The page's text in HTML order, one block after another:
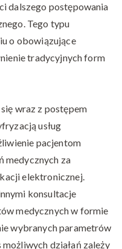
dalszego postępowania
Tego typu
o obowiązujące
tradycyjnych form
wraz z postępem
usług
pacjentom
medycznych za
elektronicznej.
konsultacje
medycznych w formie
wybranych parametrów
działań zależy